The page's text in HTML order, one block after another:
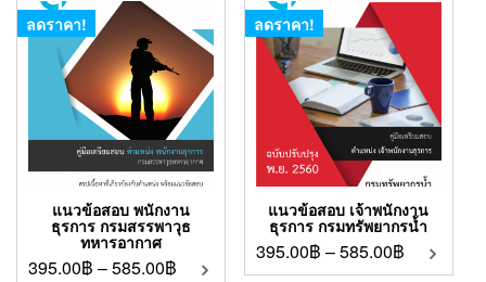
ลดราคา!
แนวข้อสอบ พนักงาน
ธุรการ กรมสรรพาวุธ
ทหารอากาศ
395.00฿ –585.00฿
ลดราคา!
แนวข้อสอบ เจ้าพนักงาน
ธุรการ กรมทรัพยากรน้ำ
395.00฿ –585.00฿